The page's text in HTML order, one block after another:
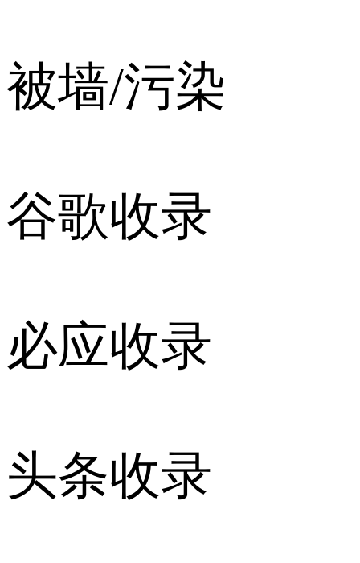
被墙/污染
谷歌收录
必应收录
头条收录